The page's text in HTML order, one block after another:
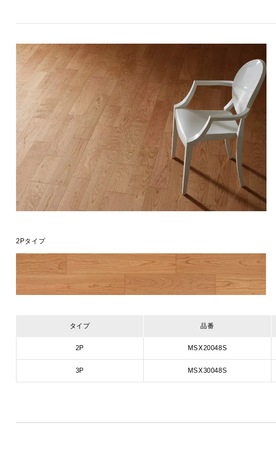
2Pタイプ
タイプ 品番
2P MSX20048S
3P MSX30048S